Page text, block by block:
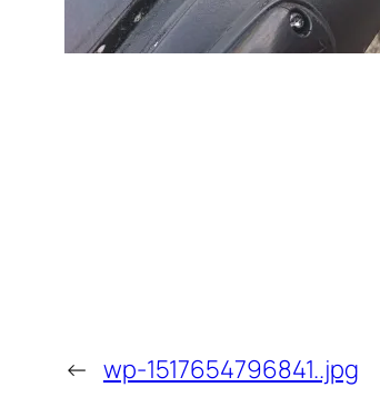
← wp-1517654796841..jpg